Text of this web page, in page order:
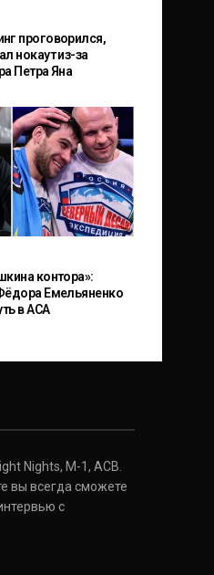
проговорился,
нокаут из-за
Петра Яна
контора»:
Емельяненко
в ACA
Nights, M-1, ACB.
вы всегда сможете
с